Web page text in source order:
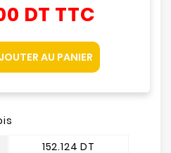
DT TTC
AU PANIER
152.124 DT